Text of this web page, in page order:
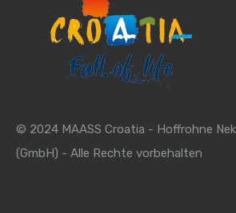
© 2024 MAASS Croatia - Hoffrohne
(GmbH) - Alle Rechte vorbehalten